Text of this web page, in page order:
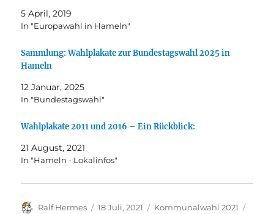
5 April, 2019
In "Europawahl in Hameln"
Sammlung: Wahlplakate zur Bundestagswahl 2025 in
Hameln
12 Januar, 2025
In "Bundestagswahl"
Wahlplakate 2011 und 2016 – Ein Rückblick:
21 August, 2021
In "Hameln - Lokalinfos"
Autor
Ralf Hermes
Veröffentlicht
18 Juli, 2021 Kategorien
Kommunalwahl 2021